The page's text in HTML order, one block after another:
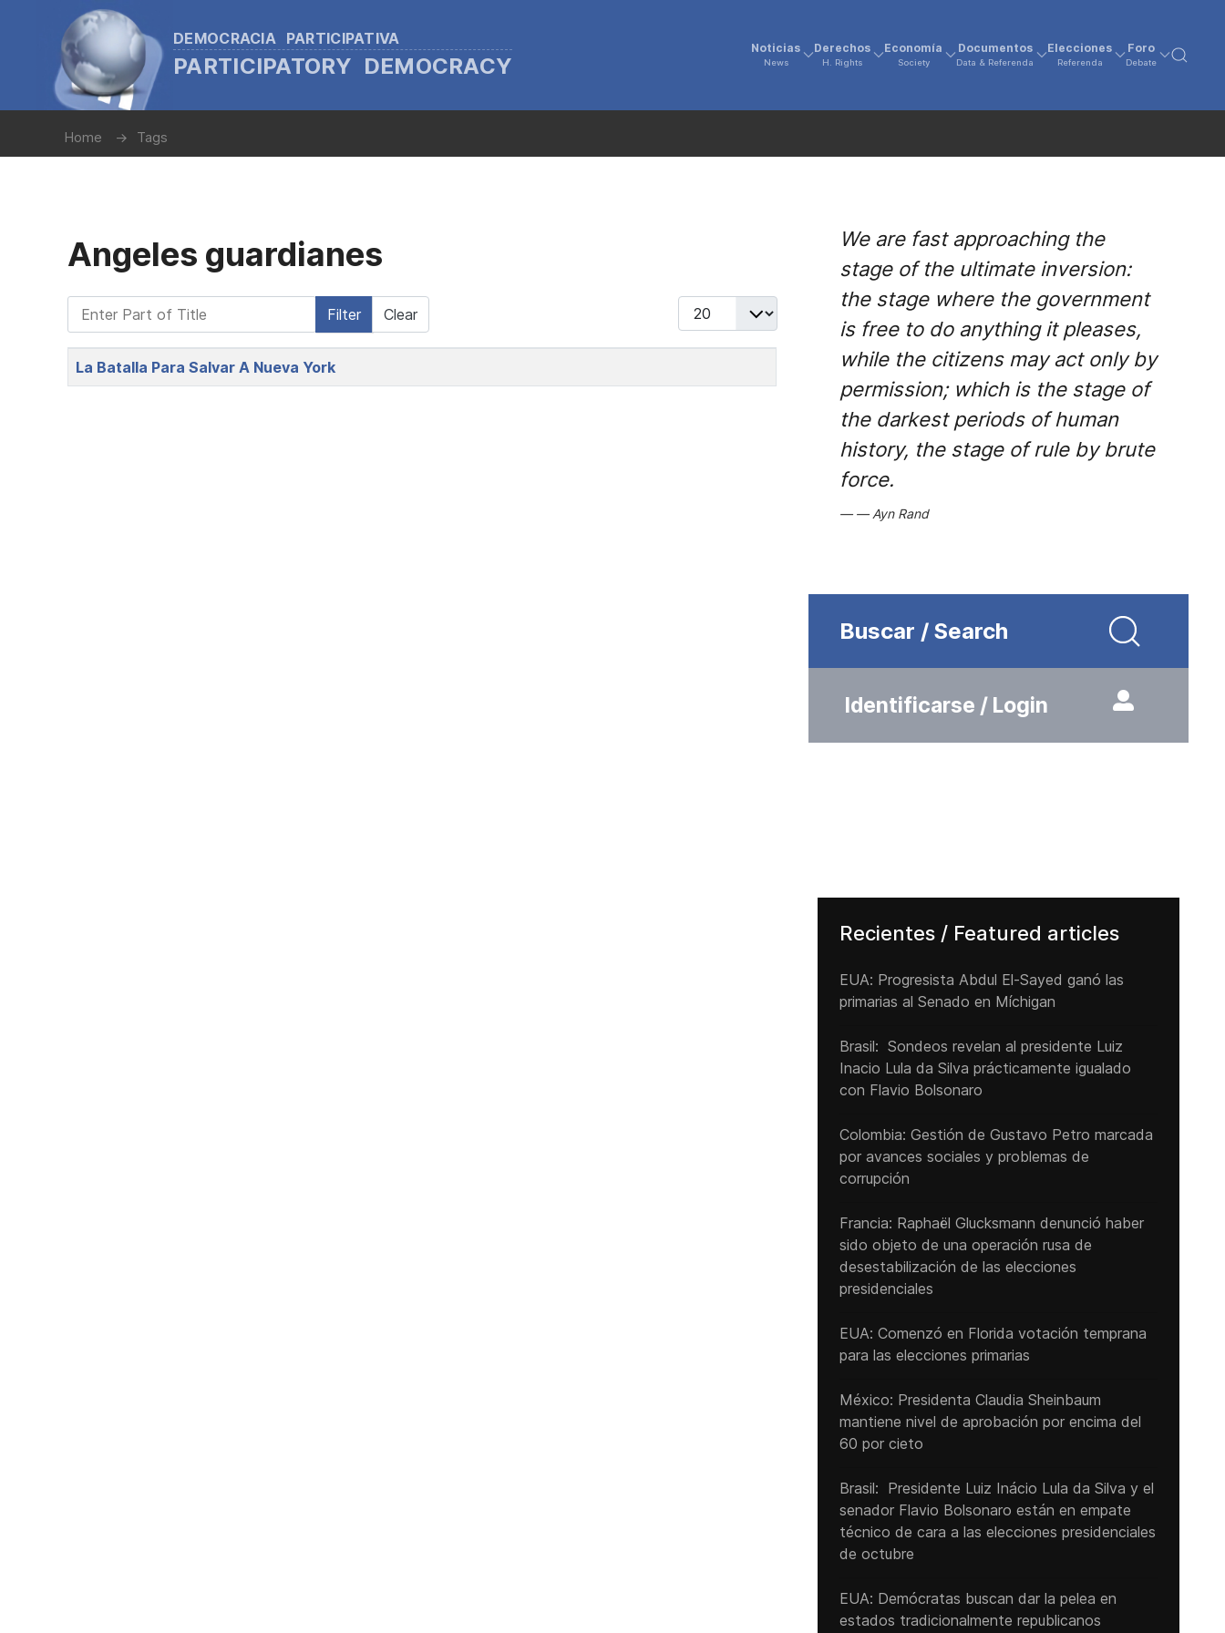
DEMOCRACIA PARTICIPATIVA
PARTICIPATORY DEMOCRACY
Noticias
News
Derechos
H. Rights
Economía
Society
Documentos
Data & Referenda
Elecciones
Referenda
Foro
Debate
Home Tags
Angeles guardianes
Enter Part of Title Filter Clear Display #
Title
La Batalla Para Salvar A Nueva York
We are fast approaching the
stage of the ultimate inversion:
the stage where the government
is free to do anything it pleases,
while the citizens may act only by
permission; which is the stage of
the darkest periods of human
history, the stage of rule by brute
force.
Ayn Rand
Buscar / Search
Identificarse / Login
Recientes / Featured articles
EUA: Progresista Abdul El-Sayed ganó las
primarias al Senado ‌en Míchigan
Brasil: Sondeos revelan al presidente Luiz
Inacio Lula da Silva prácticamente igualado
con Flavio Bolsonaro
Colombia: Gestión de Gustavo Petro marcada
por avances sociales y problemas de
corrupción
Francia: Raphaël Glucksmann denunció haber
sido objeto de una operación rusa de
desestabilización de las elecciones
presidenciales
EUA: Comenzó en Florida votación temprana
para las elecciones primarias
México: Presidenta Claudia Sheinbaum
mantiene nivel de aprobación por encima del
60 por cieto
Brasil: Presidente Luiz Inácio Lula da Silva y el
senador Flavio ‌Bolsonaro están en empate
técnico de cara a las ‌elecciones presidenciales
de octubre
EUA: Demócratas buscan dar la pelea en
estados tradicionalmente republicanos